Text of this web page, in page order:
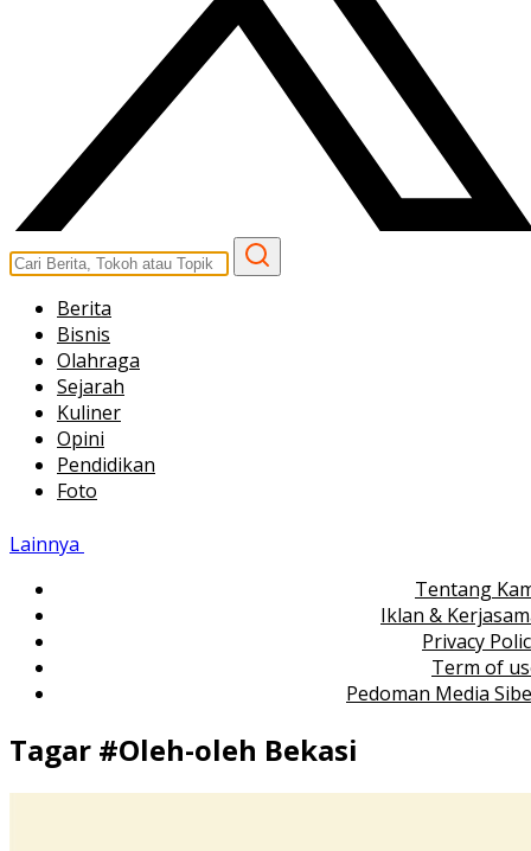
Berita
Bisnis
Olahraga
Sejarah
Kuliner
Opini
Pendidikan
Foto
Lainnya
Tentang
Iklan &
Privacy
Term of
Pedoman Media
Tagar #Oleh-oleh Bekasi